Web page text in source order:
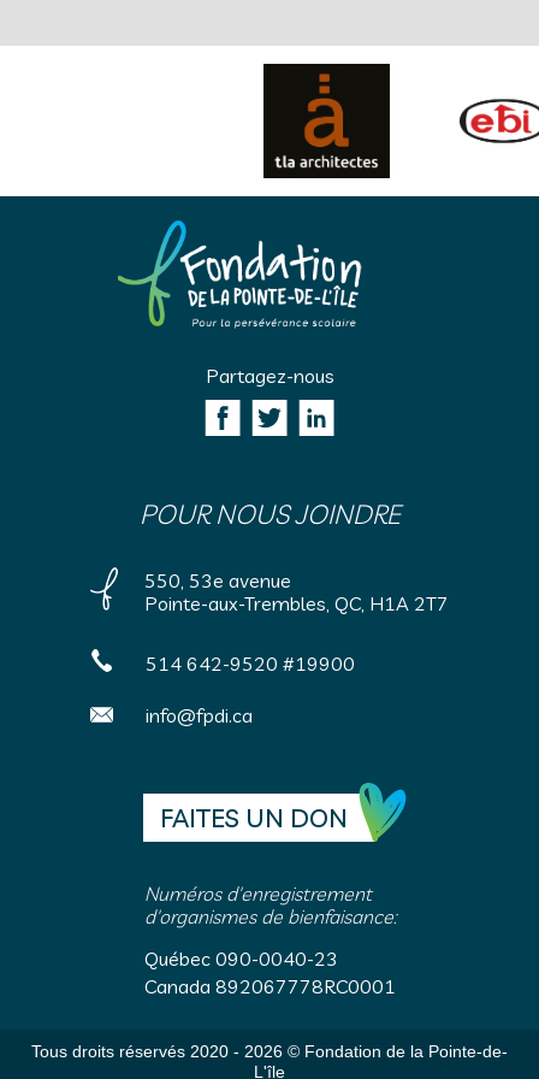
Partagez-nous
POUR NOUS JOINDRE
550, 53e avenue
Pointe-aux-Trembles, QC, H1A 2T7
514 642-9520 #19900
info@fpdi.ca
FAITES UN DON
Numéros d'enregistrement
d'organismes de bienfaisance:
Québec 090-0040-23
Canada 892067778RC0001
Tous droits réservés 2020 - 2026 © Fondation de la Pointe-de-
L'île